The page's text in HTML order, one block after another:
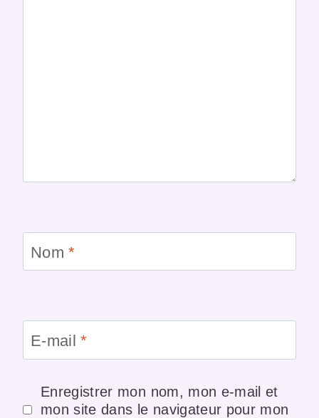
Nom*
E-mail*
Enregistrer mon nom, mon e-mail et
mon site dans le navigateur pour mon